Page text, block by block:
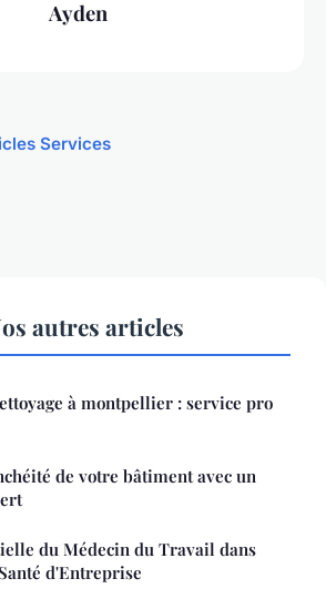
Ayden
Services
autres articles
à montpellier : service pro
de votre bâtiment avec un
du Médecin du Travail dans
d'Entreprise